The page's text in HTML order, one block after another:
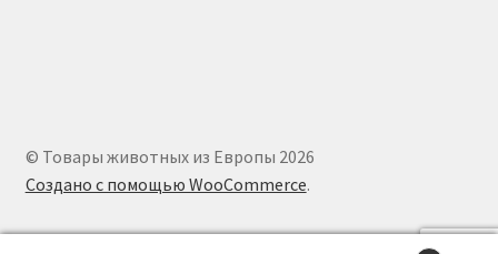
© Товары животных из Европы 2026
Создано с помощью WooCommerce.